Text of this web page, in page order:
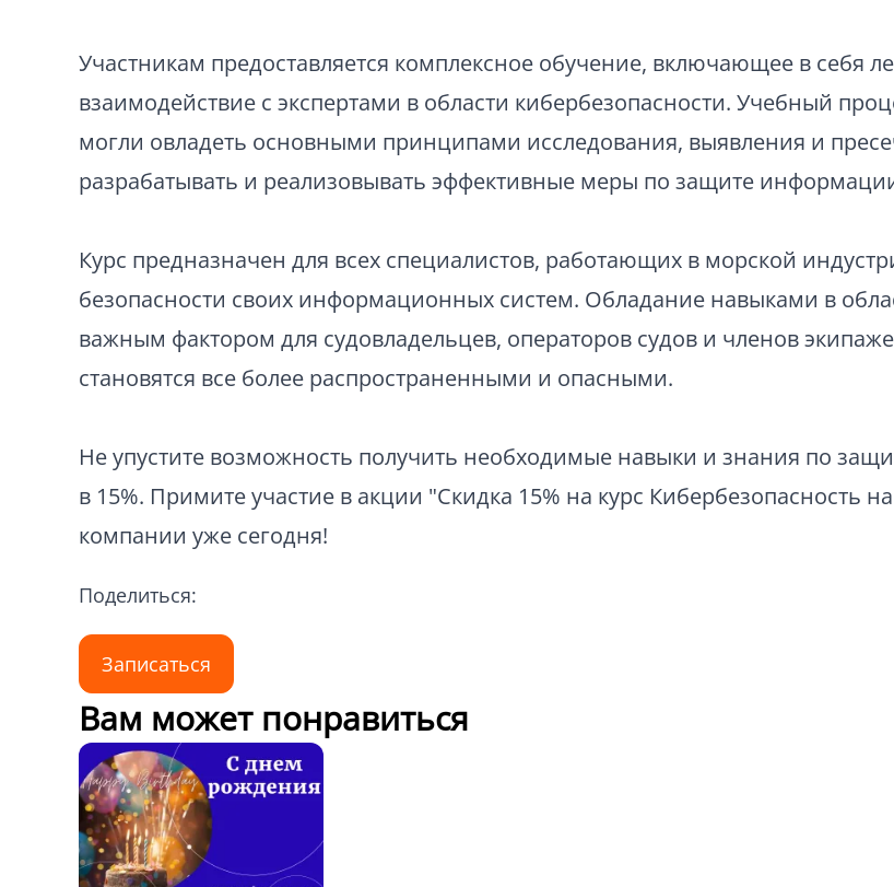
Участникам предоставляется комплексное обучение, включающее в себя
взаимодействие с экспертами в области кибербезопасности. Учебный
могли овладеть основными принципами исследования, выявления и
разрабатывать и реализовывать эффективные меры по защите
Курс предназначен для всех специалистов, работающих в морской
безопасности своих информационных систем. Обладание навыками в
важным фактором для судовладельцев, операторов судов и членов
становятся все более распространенными и опасными.
Не упустите возможность получить необходимые навыки и знания по
в 15%. Примите участие в акции "Скидка 15% на курс Кибербезопасность
компании уже сегодня!
Поделиться:
Записаться
Вам может понравиться